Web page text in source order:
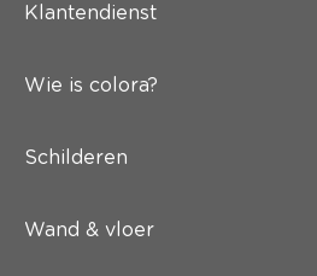
Klantendienst
Wie is colora?
Schilderen
Wand & vloer